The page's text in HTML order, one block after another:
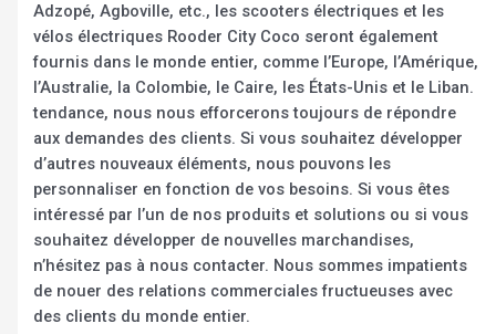
Adzopé, Agboville, etc., les scooters électriques et les
vélos électriques Rooder City Coco seront également
fournis dans le monde entier, comme l’Europe, l’Amérique,
l’Australie, la Colombie, le Caire, les États-Unis et le Liban.
tendance, nous nous efforcerons toujours de répondre
aux demandes des clients. Si vous souhaitez développer
d’autres nouveaux éléments, nous pouvons les
personnaliser en fonction de vos besoins. Si vous êtes
intéressé par l’un de nos produits et solutions ou si vous
souhaitez développer de nouvelles marchandises,
n’hésitez pas à nous contacter. Nous sommes impatients
de nouer des relations commerciales fructueuses avec
des clients du monde entier.